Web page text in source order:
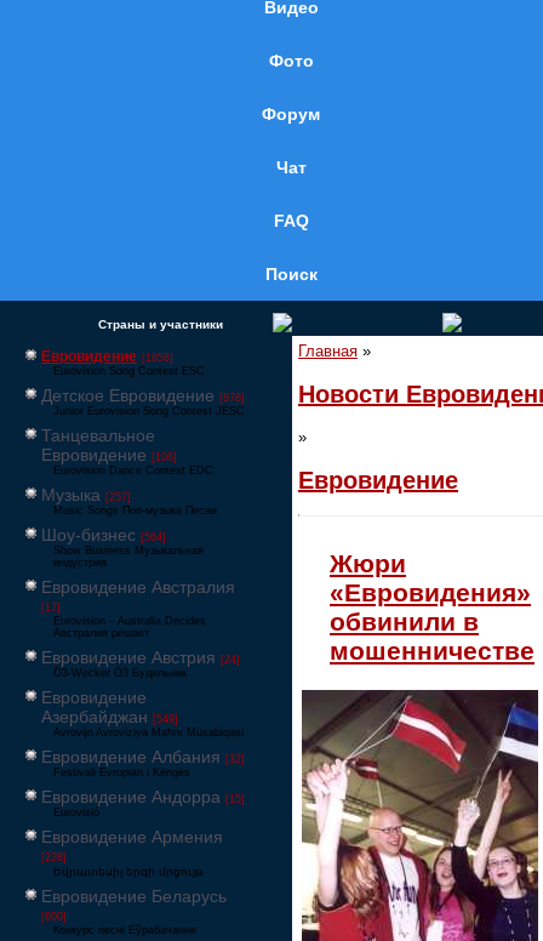
Видео
Фото
Форум
Чат
FAQ
Поиск
Страны и участники
Евровидение [1858]
Eurovision Song Contest ESC
Детское Евровидение [878]
Junior Eurovision Song Contest JESC
Танцевальное
Евровидение [106]
Eurovision Dance Contest EDC
Музыка [257]
Music Songs Поп-музыка Песни
Шоу-бизнес [564]
Show Business Музыкальная
индустрия
Евровидение Австралия
[17]
Eurovision – Australia Decides
Австралия решает
Евровидение Австрия [24]
Ö3-Wecker Ö3 Будильник
Евровидение
Азербайджан [549]
Avrovijn Avroviziya Mahnı Müsabiqəsi
Евровидение Албания [32]
Festivali Evropian i Këngës
Евровидение Андорра [15]
Eurovisió
Евровидение Армения
[228]
Եվրատեսիլ երգի մրցույթ
Евровидение Беларусь
[600]
Конкурс песні Еўрабачанне
Главная »
Новости
»
Евровидение
Жюри
«Евровидения»
обвинили в
мошенничестве